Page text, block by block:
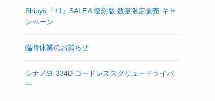
Shinyu『+1』SALE＆復刻版 数量限定販売 キャ
ンペーン
臨時休業のお知らせ
シナノSI-334D コードレススクリュードライバ
ー